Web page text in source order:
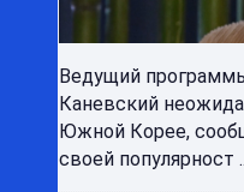
Ведущий
Каневский
Южной Корее,
своей популярност